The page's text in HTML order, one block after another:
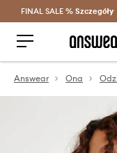
FINAL SALE % Szczegóły
Answear Ona